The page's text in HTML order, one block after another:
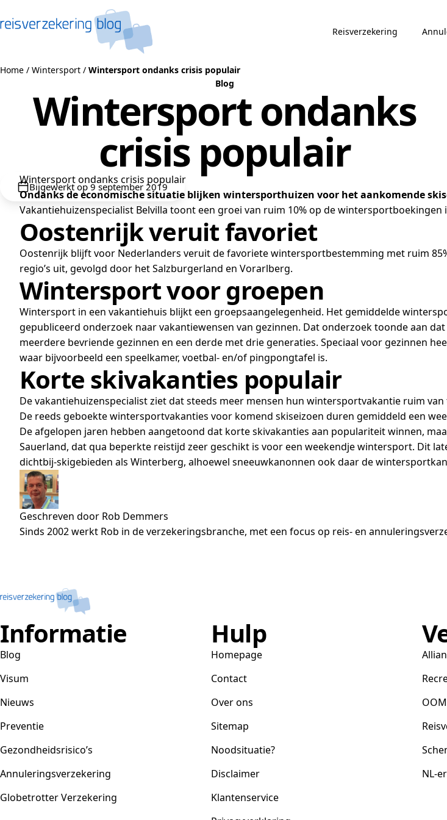
Reisverzekering
Home / Wintersport / Wintersport ondanks crisis populair
Blog
Wintersport ondanks
crisis populair
Bijgewerkt op 9 september 2019
Wintersport ondanks crisis populair
Ondanks de economische situatie blijken wintersporthuizen voor het aankomende
Vakantiehuizenspecialist Belvilla toont een groei van ruim 10% op de
Oostenrijk veruit favoriet
Oostenrijk blijft voor Nederlanders veruit de favoriete wintersportbestemming met ruim
regio’s uit, gevolgd door het Salzburgerland en Vorarlberg.
Wintersport voor groepen
Wintersport in een vakantiehuis blijkt een groepsaangelegenheid. Het gemiddelde
gepubliceerd onderzoek naar vakantiewensen van gezinnen. Dat onderzoek toonde aan
meerdere bevriende gezinnen en een derde met drie generaties. Speciaal voor gezinnen
waar bijvoorbeeld een speelkamer, voetbal- en/of pingpongtafel is.
Korte skivakanties populair
De vakantiehuizenspecialist ziet dat steeds meer mensen hun wintersportvakantie ruim
De reeds geboekte wintersportvakanties voor komend skiseizoen duren gemiddeld een
De afgelopen jaren hebben aangetoond dat korte skivakanties aan populariteit winnen,
Sauerland, dat qua beperkte reistijd zeer geschikt is voor een weekendje wintersport. Dit
dichtbij-skigebieden als Winterberg, alhoewel sneeuwkanonnen ook daar de
Geschreven door Rob Demmers
Sinds 2002 werkt Rob in de verzekeringsbranche, met een focus op reis- en
Informatie
Blog
Visum
Nieuws
Preventie
Gezondheidsrisico’s
Annuleringsverzekering
Globetrotter Verzekering
Hulp
Homepage
Contact
Over ons
Sitemap
Noodsituatie?
Disclaimer
Klantenservice
NL-